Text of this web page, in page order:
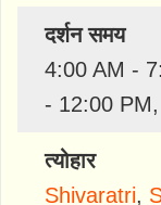
दर्शन समय
4:00 AM -
- 12:00
त्योहार
Shivaratri,